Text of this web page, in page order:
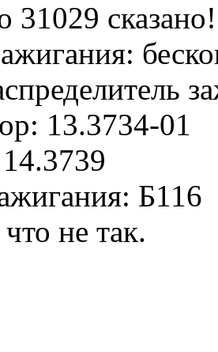
31029 сказано!
13.3734-01
Б116
не так.